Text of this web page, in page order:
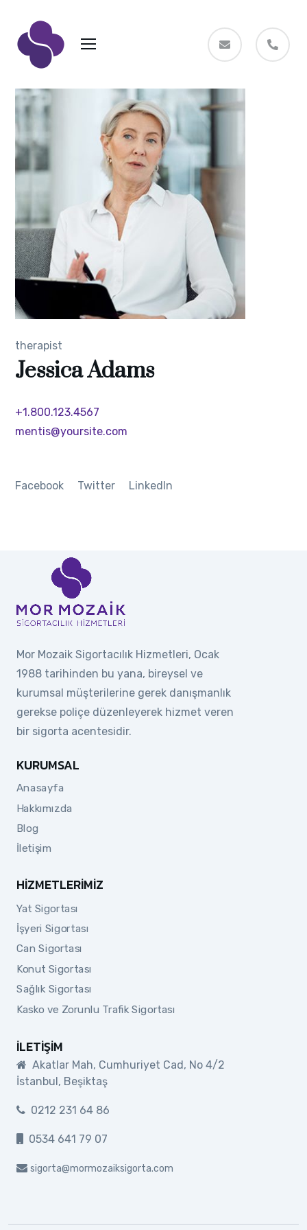
therapist
Jessica Adams
+1.800.123.4567
mentis@yoursite.com
Facebook Twitter LinkedIn
Mor Mozaik Sigortacılık Hizmetleri, Ocak
1988 tarihinden bu yana, bireysel ve
kurumsal müşterilerine gerek danışmanlık
gerekse poliçe düzenleyerek hizmet veren
bir sigorta acentesidir.
KURUMSAL
Anasayfa
Hakkımızda
Blog
İletişim
HIZMETLERIMIZ
Yat Sigortası
İşyeri Sigortası
Can Sigortası
Konut Sigortası
Sağlık Sigortası
Kasko ve Zorunlu Trafik Sigortası
İLETIŞIM
Akatlar Mah, Cumhuriyet Cad, No 4/2
İstanbul, Beşiktaş
0212 231 64 86
0534 641 79 07
sigorta@mormozaiksigorta.com